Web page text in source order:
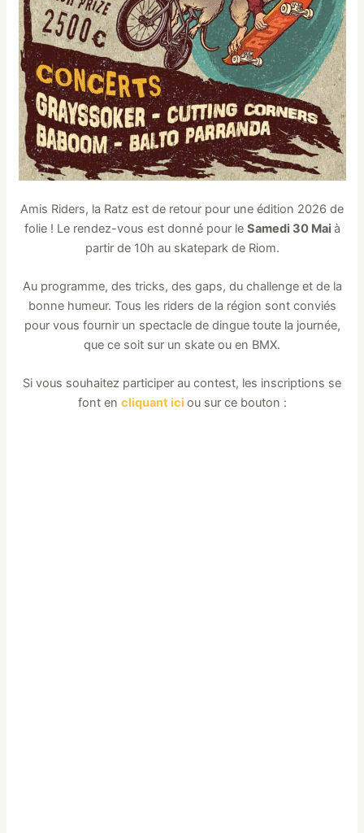
Amis Riders, la Ratz est de retour pour une édition 2026 de
folie ! Le rendez-vous est donné pour le Samedi 30 Mai à
partir de 10h au skatepark de Riom.
Au programme, des tricks, des gaps, du challenge et de la
bonne humeur. Tous les riders de la région sont conviés
pour vous fournir un spectacle de dingue toute la journée,
que ce soit sur un skate ou en BMX.
Si vous souhaitez participer au contest, les inscriptions se
font en cliquant ici ou sur ce bouton :